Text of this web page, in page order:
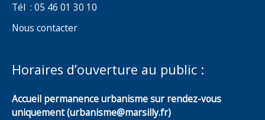
Tél : 05 46 01 30 10
Nous contacter
Horaires d’ouverture au public :
Accueil permanence urbanisme sur rendez-vous
uniquement (urbanisme@marsilly.fr)